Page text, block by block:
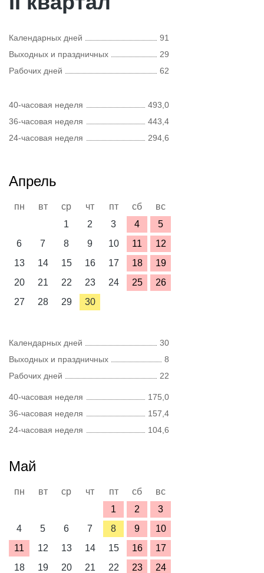
Календарных дней
91
Выходных и праздничных
29
Рабочих дней
62
40-часовая неделя
493,0
36-часовая неделя
443,4
24-часовая неделя
294,6
Апрель
пн вт ср чт пт сб
вс
1
2 3 4
5
6
7 8 9 10 11
12
13
14 15 16 17 18
19
20
21 22 23 24 25
26
27
28 29 30
Календарных дней
30
Выходных и праздничных
8
Рабочих дней
22
40-часовая неделя
175,0
36-часовая неделя
157,4
24-часовая неделя
104,6
Май
пн вт ср чт пт сб
вс
1
2
3
4
5 6 7 8 9
10
11
12 13 14 15 16
17
18
19 20 21 22 23
24